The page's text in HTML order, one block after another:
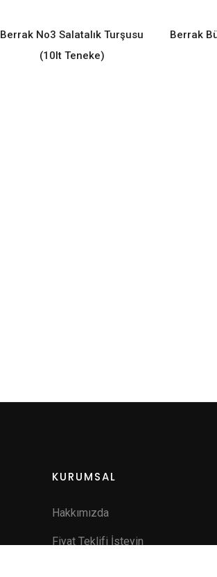
READ MORE
Berrak No3 Salatalık Turşusu
(10lt Teneke)
Berrak
KURUMSAL
Hakkımızda
Fiyat Teklifi İsteyin